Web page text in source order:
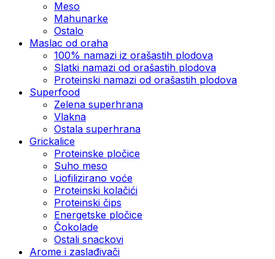
Meso
Mahunarke
Ostalo
Maslac od oraha
100% namazi iz orašastih plodova
Slatki namazi od orašastih plodova
Proteinski namazi od orašastih plodova
Superfood
Zelena superhrana
Vlakna
Ostala superhrana
Grickalice
Proteinske pločice
Suho meso
Liofilizirano voće
Proteinski kolačići
Proteinski čips
Energetske pločice
Čokolade
Ostali snackovi
Arome i zaslađivači